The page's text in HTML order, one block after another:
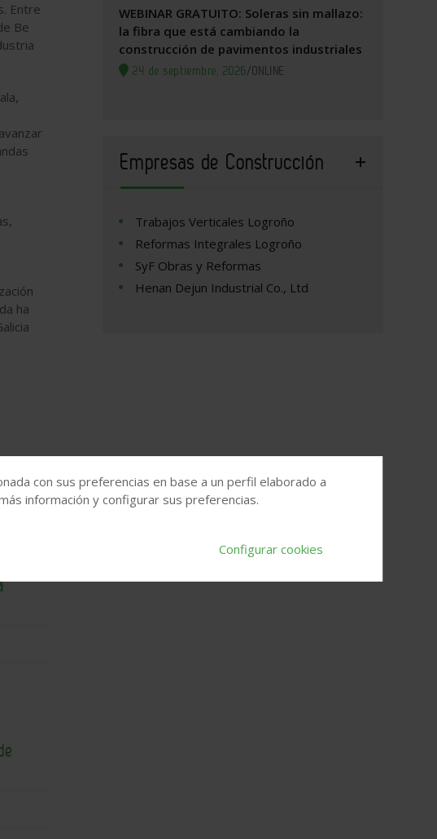
Entre
Be
ha
WEBINAR GRATUITO: Soleras sin mallazo:
la fibra que está cambiando la
construcción de pavimentos industriales
24 de septiembre, 2026/ONLINE
Empresas de Construcción
Trabajos Verticales Logroño
Reformas Integrales Logroño
SyF Obras y Reformas
Henan Dejun Industrial Co., Ltd
con sus preferencias en base a un perfil elaborado a
información y configurar sus preferencias.
Configurar cookies